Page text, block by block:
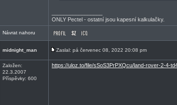
ONLY Pectel - ostatní jsou kapesní kalkulačky.
Návrat nahoru
midnight_man Zaslal: pá červenec 08, 2022 20:08 pm
Založen:
22.3.2007
Příspěvky: 600
https://uloz.to/file/sSoS3PrPXQcu/land-rover-2-4-